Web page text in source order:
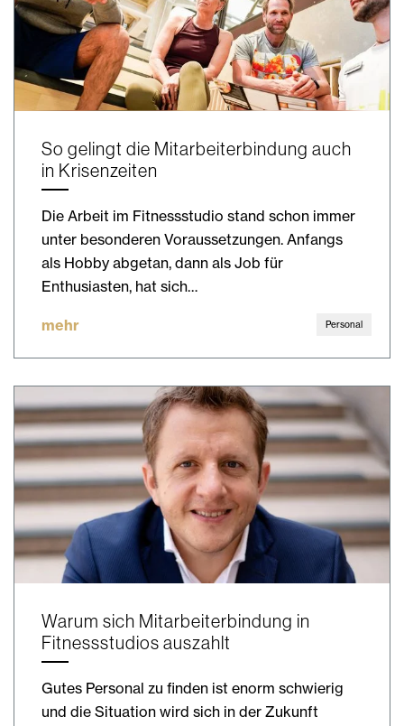
So gelingt die Mitarbeiterbindung auch
in Krisenzeiten
Die Arbeit im Fitnessstudio stand schon immer
unter besonderen Voraussetzungen. Anfangs
als Hobby abgetan, dann als Job für
Enthusiasten, hat sich…
mehr Personal
Warum sich Mitarbeiterbindung in
Fitnessstudios auszahlt
Gutes Personal zu finden ist enorm schwierig
und die Situation wird sich in der Zukunft